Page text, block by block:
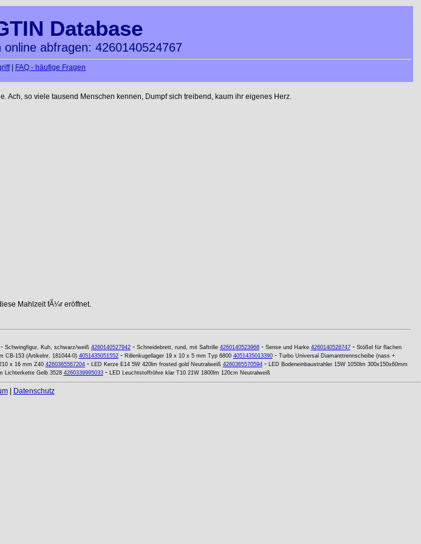
Database
abfragen: 4260140524767
| FAQ - häufige Fragen
Ach, so viele tausend Menschen kennen, Dumpf sich treibend, kaum ihr eigenes Herz.
Mahlzeit fÃ¼r eröffnet.
Schwingfigur, Kuh, schwarz/weiß 4260140527942- Schneidebrett, rund, mit Saftrille 4260140523968- Sense und Harke 4260140526747- Stößel für flachen
CB-153 (Artikelnr. 181044-0) 4051435051552- Rillenkugellager 19 x 10 x 5 mm Typ 6800 4051435013390- Turbo Universal Diamanttrennscheibe (nass +
x 16 mm Z40 4260365567204- LED Kerze E14 5W 420lm frosted gold Neutralweiß 4260365570594- LED Bodeneinbaustrahler 15W 1050lm 300x150x60mm
Lichterkette Gelb 3528 4260339995033- LED Leuchtstoffröhre klar T10 21W 1800lm 120cm Neutralweiß
| Datenschutz